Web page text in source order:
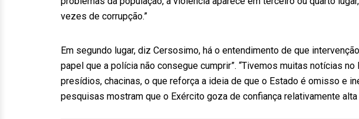
vezes de corrupção.”
Em segundo lugar, diz Cersosimo, há o entendimento de que
papel que a polícia não consegue cumprir”. “Tivemos muitas notícias
presídios, chacinas, o que reforça a ideia de que o Estado é omisso e
pesquisas mostram que o Exército goza de confiança relativamente